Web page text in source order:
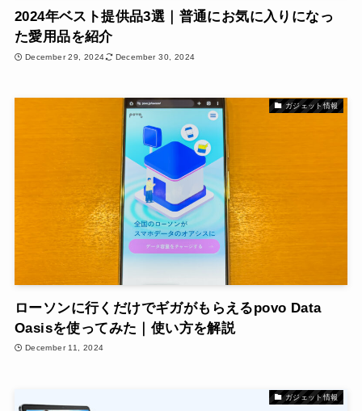
2024年ベスト提供品3選｜普通にお気に入りになっ
た愛用品を紹介
December 29, 2024 December 30, 2024
ガジェット情報
ローソンに行くだけでギガがもらえるpovo Data
Oasisを使ってみた｜使い方を解説
December 11, 2024
ガジェット情報